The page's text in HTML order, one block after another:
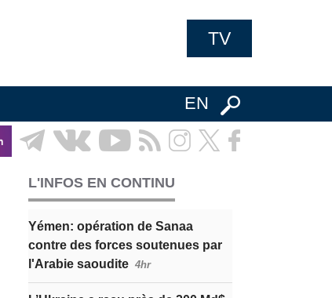
TV
EN
L'INFOS EN CONTINU
Yémen: opération de Sanaa
contre des forces soutenues par
l'Arabie saoudite 4hr